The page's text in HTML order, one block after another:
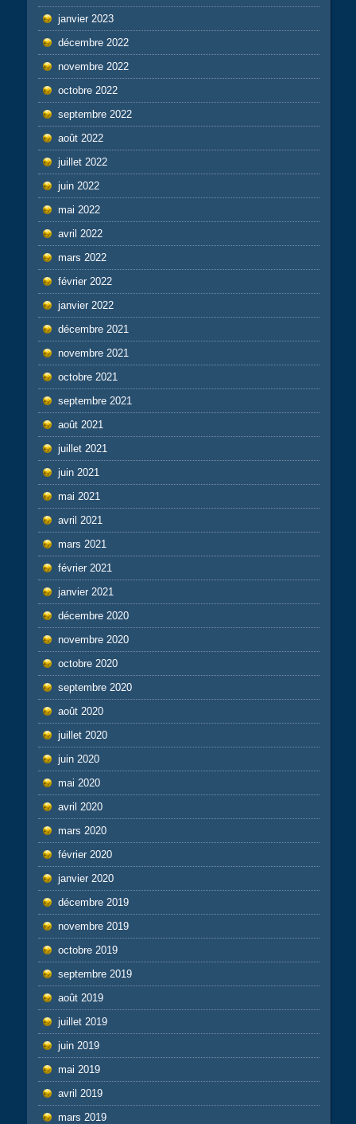
janvier 2023
décembre 2022
novembre 2022
octobre 2022
septembre 2022
août 2022
juillet 2022
juin 2022
mai 2022
avril 2022
mars 2022
février 2022
janvier 2022
décembre 2021
novembre 2021
octobre 2021
septembre 2021
août 2021
juillet 2021
juin 2021
mai 2021
avril 2021
mars 2021
février 2021
janvier 2021
décembre 2020
novembre 2020
octobre 2020
septembre 2020
août 2020
juillet 2020
juin 2020
mai 2020
avril 2020
mars 2020
février 2020
janvier 2020
décembre 2019
novembre 2019
octobre 2019
septembre 2019
août 2019
juillet 2019
juin 2019
mai 2019
avril 2019
mars 2019